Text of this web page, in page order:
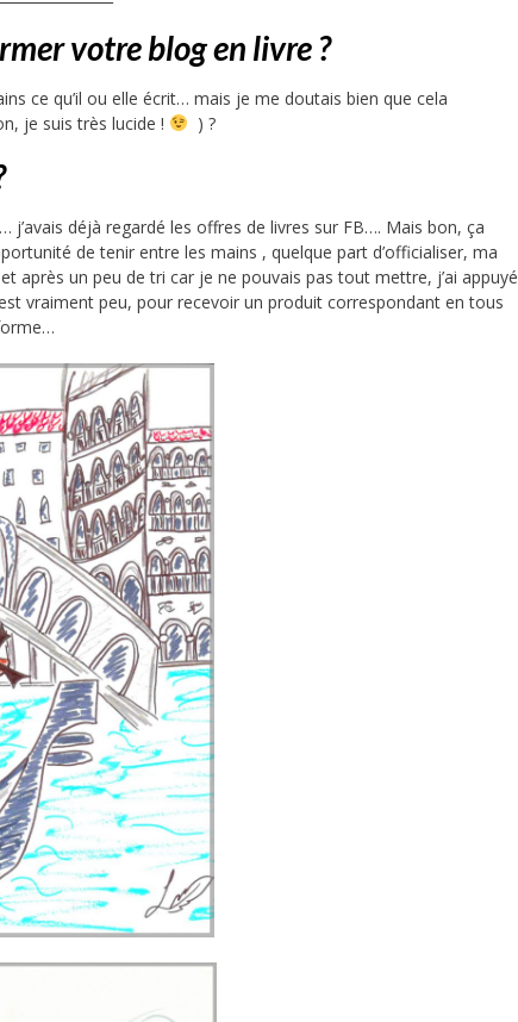
votre blog en livre ?
ce qu’il ou elle écrit… mais je me doutais bien que cela
je suis très lucide !
) ?
déjà regardé les offres de livres sur FB…. Mais bon, ça
de tenir entre les mains , quelque part d’officialiser, ma
après un peu de tri car je ne pouvais pas tout mettre, j’ai appuyé
vraiment peu, pour recevoir un produit correspondant en tous